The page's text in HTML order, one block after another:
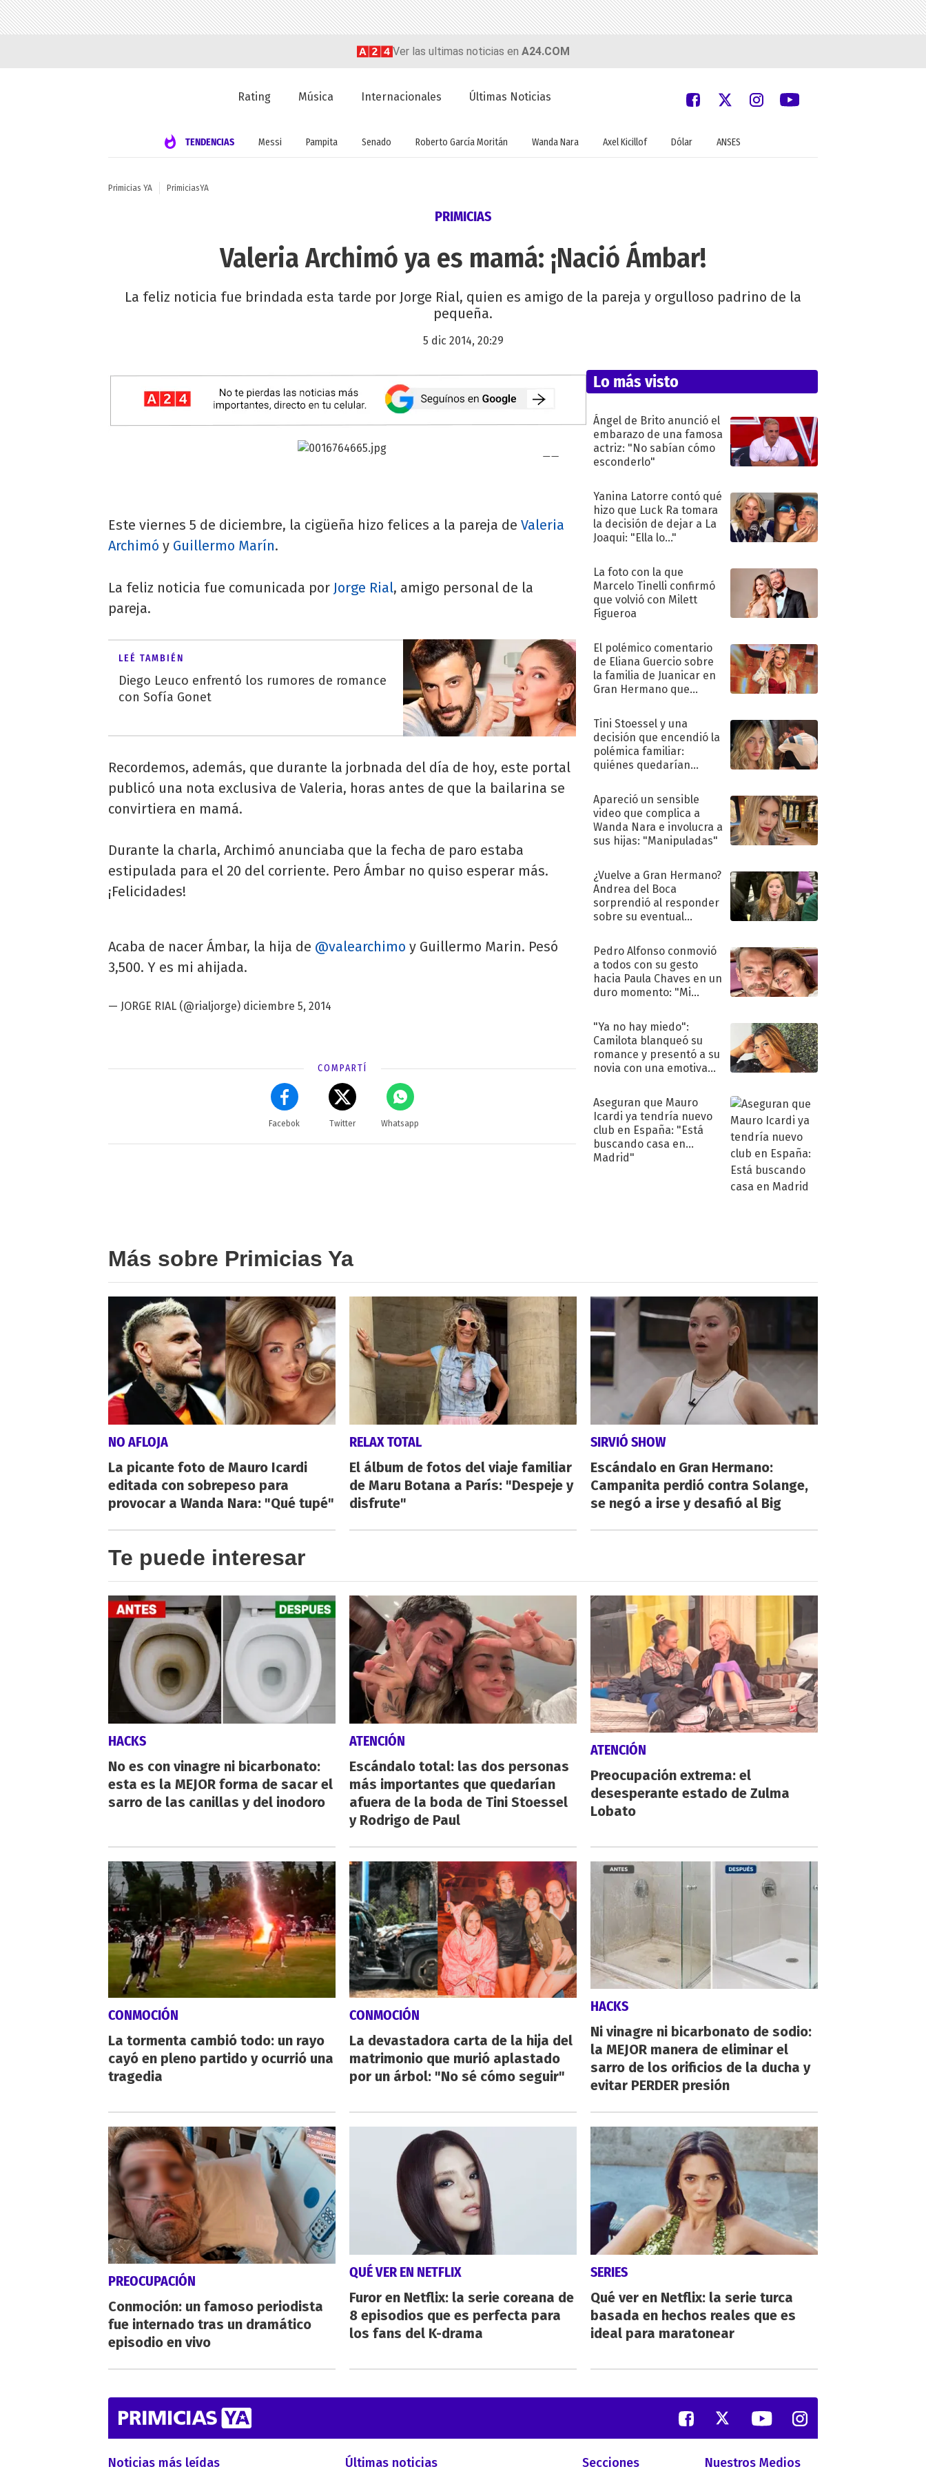
Ver las ultimas noticias en A24.COM
Rating Música Internacionales Últimas Noticias
TENDENCIAS Messi Pampita Senado Roberto García Moritán Wanda Nara Axel Kicillof Dólar ANSES
Primicias YA PrimiciasYA
PRIMICIAS
Valeria Archimó ya es mamá: ¡Nació Ámbar!
La feliz noticia fue brindada esta tarde por Jorge Rial, quien es amigo de la pareja y orgulloso padrino de la
pequeña.
5 dic 2014, 20:29
Este viernes 5 de diciembre, la cigüeña hizo felices a la pareja de Valeria
Archimó y Guillermo Marín.
La feliz noticia fue comunicada por Jorge Rial, amigo personal de la
pareja.
LEÉ TAMBIÉN
Diego Leuco enfrentó los rumores de romance
con Sofía Gonet
Recordemos, además, que durante la jorbnada del día de hoy, este portal
publicó una nota exclusiva de Valeria, horas antes de que la bailarina se
convirtiera en mamá.
Durante la charla, Archimó anunciaba que la fecha de paro estaba
estipulada para el 20 del corriente. Pero Ámbar no quiso esperar más.
¡Felicidades!
Acaba de nacer Ámbar, la hija de @valearchimo y Guillermo Marin. Pesó
3,500. Y es mi ahijada.
— JORGE RIAL (@rialjorge) diciembre 5, 2014
COMPARTÍ
Facebok Twitter Whatsapp
Lo más visto
Ángel de Brito anunció el
embarazo de una famosa
actriz: "No sabían cómo
esconderlo"
Yanina Latorre contó qué
hizo que Luck Ra tomara
la decisión de dejar a La
Joaqui: "Ella lo..."
La foto con la que
Marcelo Tinelli confirmó
que volvió con Milett
Figueroa
El polémico comentario
de Eliana Guercio sobre
la familia de Juanicar en
Gran Hermano que
Tini Stoessel y una
decisión que encendió la
polémica familiar:
quiénes quedarían
Apareció un sensible
video que complica a
Wanda Nara e involucra a
sus hijas: "Manipuladas"
¿Vuelve a Gran Hermano?
Andrea del Boca
sorprendió al responder
sobre su eventual
Pedro Alfonso conmovió
a todos con su gesto
hacia Paula Chaves en un
duro momento: "Mi
terapéutico"
"Ya no hay miedo":
Camilota blanqueó su
romance y presentó a su
novia con una emotiva
Aseguran que Mauro
Icardi ya tendría nuevo
club en España: "Está
buscando casa en
Madrid"
Más sobre Primicias Ya
NO AFLOJA
La picante foto de Mauro Icardi
editada con sobrepeso para
provocar a Wanda Nara: "Qué tupé"
RELAX TOTAL
El álbum de fotos del viaje familiar
de Maru Botana a París: "Despeje y
disfrute"
SIRVIÓ SHOW
Escándalo en Gran Hermano:
Campanita perdió contra Solange,
se negó a irse y desafió al Big
Te puede interesar
HACKS
No es con vinagre ni bicarbonato:
esta es la MEJOR forma de sacar el
sarro de las canillas y del inodoro
ATENCIÓN
Escándalo total: las dos personas
más importantes que quedarían
afuera de la boda de Tini Stoessel
y Rodrigo de Paul
ATENCIÓN
Preocupación extrema: el
desesperante estado de Zulma
Lobato
CONMOCIÓN
La tormenta cambió todo: un rayo
cayó en pleno partido y ocurrió una
tragedia
CONMOCIÓN
La devastadora carta de la hija del
matrimonio que murió aplastado
por un árbol: "No sé cómo seguir"
HACKS
Ni vinagre ni bicarbonato de sodio:
la MEJOR manera de eliminar el
sarro de los orificios de la ducha y
evitar PERDER presión
PREOCUPACIÓN
Conmoción: un famoso periodista
fue internado tras un dramático
episodio en vivo
QUÉ VER EN NETFLIX
Furor en Netflix: la serie coreana de
8 episodios que es perfecta para
los fans del K-drama
SERIES
Qué ver en Netflix: la serie turca
basada en hechos reales que es
ideal para maratonear
Noticias más leídas Últimas noticias Secciones Nuestros Medios